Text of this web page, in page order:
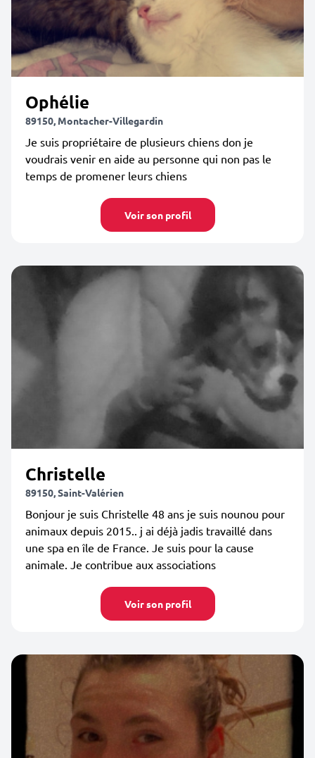
Ophélie
89150, Montacher-Villegardin
Je suis propriétaire de plusieurs chiens don je
voudrais venir en aide au personne qui non pas le
temps de promener leurs chiens
Voir son profil
Christelle
89150, Saint-Valérien
Bonjour je suis Christelle 48 ans je suis nounou pour
animaux depuis 2015.. j ai déjà jadis travaillé dans
une spa en île de France. Je suis pour la cause
animale. Je contribue aux associations
Voir son profil